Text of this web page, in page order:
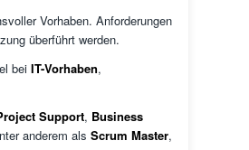
Vorhaben. Anforderungen
überführt werden.
bei IT-Vorhaben,
Support, Business
anderem als Scrum Master,